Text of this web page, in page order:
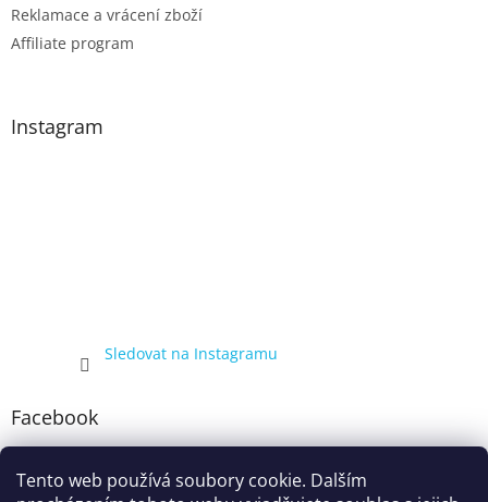
Tento web používá soubory cookie. Dalším
Reklamace a vrácení zboží
Affiliate program
Instagram
Sledovat na Instagramu
Facebook